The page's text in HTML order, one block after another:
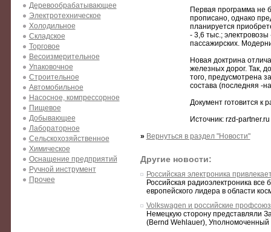
Деревообрабатывающее
Электротехническое
Холодильное
Складское
Торговое
Весоизмерительное
Упаковочное
Строительное
Автомобильное
Насосное, компрессорное
Пищевое
Добывающее
Лабораторное
Сельскохозяйственное
Химическое
Оснащение предприятий
Ручной инструмент
Прочее
Первая программа не
прописано, однако
планируется
- 3,6 тыс.;
пассажирских.
Новая доктрина
железных дорог. Так,
того, предусмотрена
состава (последняя -
Документ готовится к
Источник: rzd-partner.ru
» Вернуться в раздел "Новости"
Другие новости:
Российская электроника
Российская радиоэлектроника
европейского лидера в области
Volkswagen и российские
Немецкую сторону представляли
(Bernd Wehlauer), Уполномоченный